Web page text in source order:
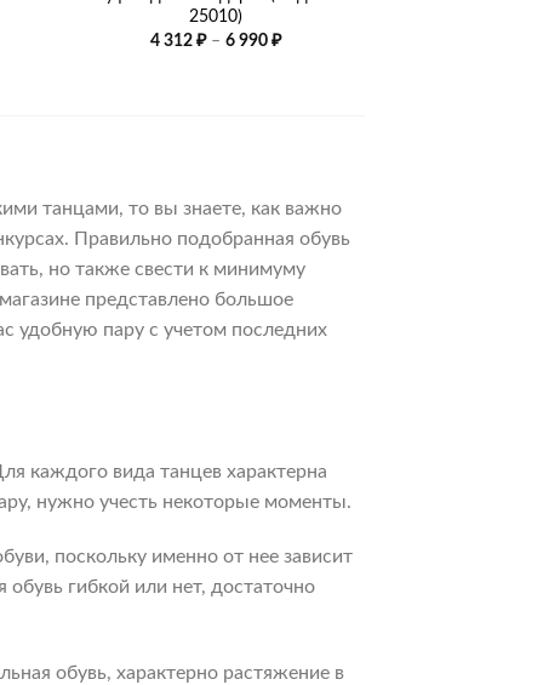
25010)
4 312 ₽ – 6 990 ₽Диапазон
танцами, то вы знаете, как важно
Правильно подобранная обувь
но также свести к минимуму
представлено большое
удобную пару с учетом последних
каждого вида танцев характерна
нужно учесть некоторые моменты.
поскольку именно от нее зависит
гибкой или нет, достаточно
обувь, характерно растяжение в